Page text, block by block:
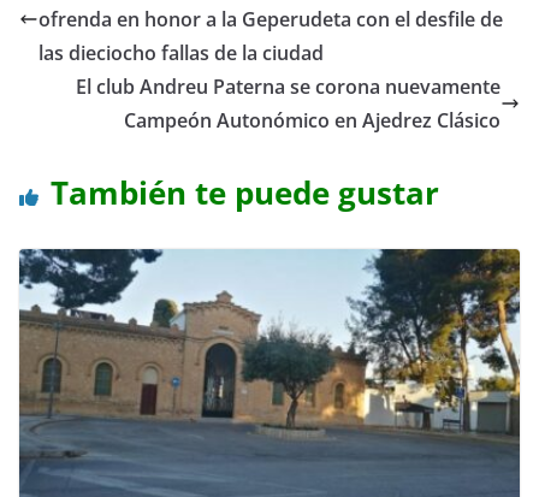
ofrenda en honor a la Geperudeta con el desfile de
las dieciocho fallas de la ciudad
El club Andreu Paterna se corona nuevamente
Campeón Autonómico en Ajedrez Clásico
También te puede gustar